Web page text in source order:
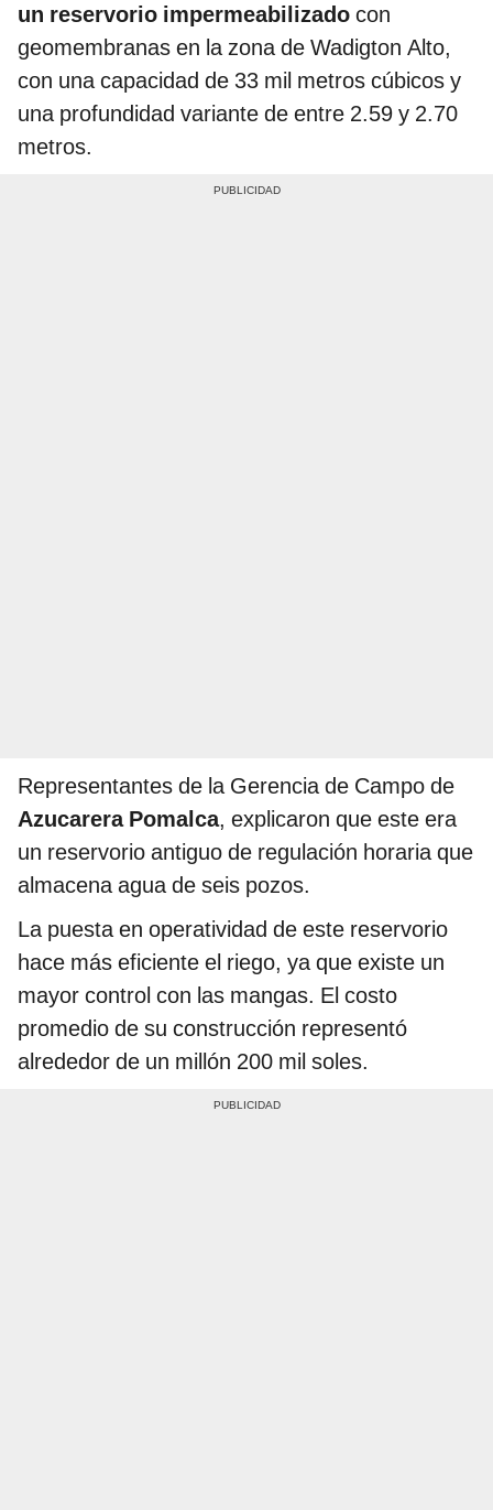
un reservorio impermeabilizado con
geomembranas en la zona de Wadigton Alto,
con una capacidad de 33 mil metros cúbicos y
una profundidad variante de entre 2.59 y 2.70
metros.
Representantes de la Gerencia de Campo de
Azucarera Pomalca, explicaron que este era
un reservorio antiguo de regulación horaria que
almacena agua de seis pozos.
La puesta en operatividad de este reservorio
hace más eficiente el riego, ya que existe un
mayor control con las mangas. El costo
promedio de su construcción representó
alrededor de un millón 200 mil soles.